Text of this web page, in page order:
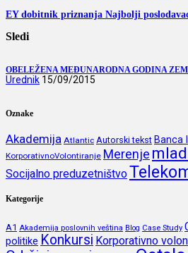
EY dobitnik priznanja Najbolji
Sledi
OBELEŽENA MEĐUNARODNA GODINA
Urednik 15/09/2015
Oznake
Akademija Atlantic Autorski tekst Banca
KorporativnoVolontiranje Merenje
Socijalno preduzetništvo
Kategorije
A1 Akademija poslovnih veština Blog Case Study
politike Konkursi Korporativno